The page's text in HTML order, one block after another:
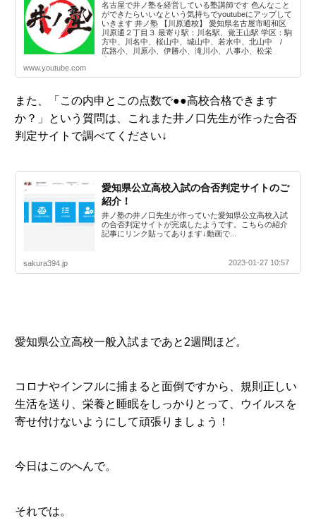
名古屋で井ノ塾を経営している塾講師です 色んなこと
ができたらいいなという気持ちでyoutubeにアップして
いきます 井ノ塾 【川原通校】 愛知県名古屋市昭和区
川原通２丁目３ 最寄り駅：川名駅、覚王山駅 学区：駒
方中、川名中、桜山中、城山中、若水中、北山中 /
広路小、川原小、伊勝小、滝川小、八事小、松栄
小、...
www.youtube.com
また、「この内申とこの点数で●●高校合格できます
か？」という質問は、これまた井ノ口先生が作った合否
判定サイトで調べてください↓
愛知県公立高校入試の合否判定サイトのご
紹介！
井ノ塾の井ノ口先生が作っていた愛知県公立高校入試
の合否判定サイトが完成したようです。こちらの紹介
記事にリンク貼ってあります↓動画で...
sakura394.jp 2023-01-27 10:57
愛知県公立高校一般入試まであと2週間ほど。
コロナやインフルに捕まると面倒ですから、規則正しい
生活を送り、栄養と睡眠をしっかりとって、ウイルスを
寄せ付けないようにして頑張りましょう！
今日はこのへんで。
それでは。